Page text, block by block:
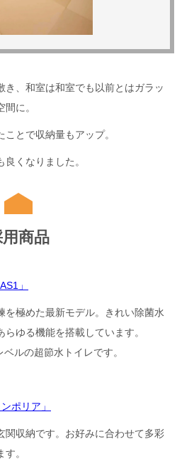
、和室は和室でも以前とはガラッ
に。
とで収納量もアップ。
くなりました。
商品
」
を極めた最新モデル。きれい除菌水
ゆる機能を搭載しています。
ルの超節水トイレです。
ポリア」
関収納です。お好みに合わせて多彩
。